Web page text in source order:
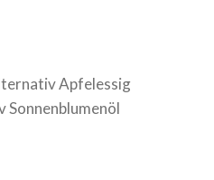
Apfelessig
Sonnenblumenöl